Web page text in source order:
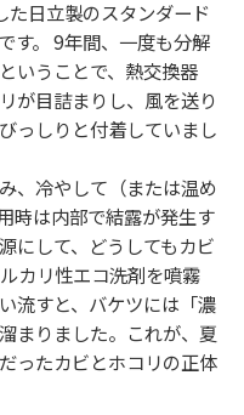
た日立製のスタンダード
。 9年間、 一度も分解
いうことで、 熱交換器
が目詰まりし、 風を送り
っしりと付着していまし
、 冷やして（または温め
時は内部で結露が発生す
にして、 どうしてもカビ
カリ性エコ洗剤を噴霧
流すと、 バケツには「濃
まりました。 これが、 夏
ったカビとホコリの正体